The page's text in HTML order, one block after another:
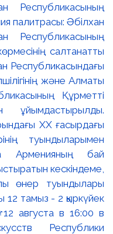
Республикасының
палитрасы: Әбілхан
Республикасының
салтанатты
Республикасындағы
және Алматы
Құрметті
ұйымдастырылды.
ХХ ғасырдағы
туындыларымен
Арменияның бай
кескіндеме,
өнер туындылары
тамыз - 2 қыркүйек
августа в 16:00 в
Республики